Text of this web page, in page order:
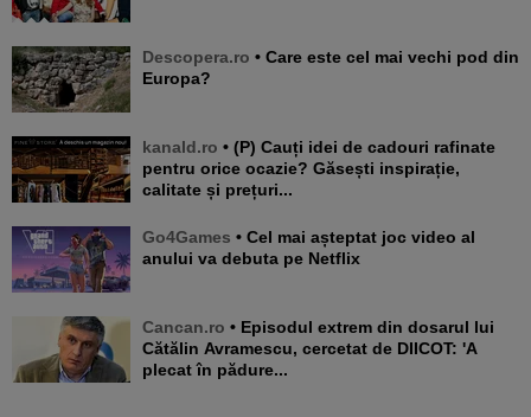
Descopera.ro • Care este cel mai vechi pod din
Europa?
kanald.ro • (P) Cauți idei de cadouri rafinate
pentru orice ocazie? Găsești inspirație,
calitate și prețuri...
Go4Games • Cel mai așteptat joc video al
anului va debuta pe Netflix
Cancan.ro • Episodul extrem din dosarul lui
Cătălin Avramescu, cercetat de DIICOT: 'A
plecat în pădure...